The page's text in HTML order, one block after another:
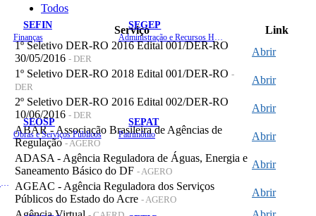
SEFIN
Finanças
SEGEP
SEOSP
Obras e Serviços Públicos
SEPAT
Patrimônio
Todos
Serviço
Link
1º Seletivo DER-RO 2016 Edital 001/DER-RO
30/05/2016 - DER
Abrir
1º Seletivo DER-RO 2018 Edital 001/DER-RO -
DER
Abrir
2º Seletivo DER-RO 2016 Edital 002/DER-RO
10/06/2016 - DER
Abrir
ABAR - Associação Brasileira de Agências de
Regulação- AGERO
Abrir
ADASA - Agência Reguladora de Águas, Energia e
Saneamento Básico do DF - AGERO
Abrir
AGEAC - Agência Reguladora dos Serviços
Públicos do Estado do Acre - AGERO
Abrir